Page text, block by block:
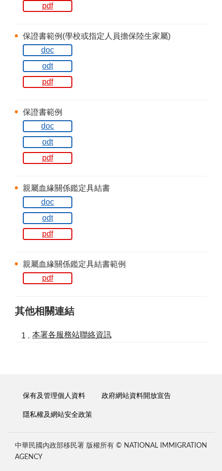
pdf
保證書範例(學校或指定人員擔保陸生家屬)
doc
odt
pdf
保證書範例
doc
odt
pdf
親屬血緣關係鑑定具結書
doc
odt
pdf
親屬血緣關係鑑定具結書範例
pdf
其他相關連結
本署各服務站聯絡資訊
保有及管理個人資料 政府網站資料開放宣告
隱私權及網站安全政策
中華民國內政部移民署 版權所有 © NATIONAL IMMIGRATION
AGENCY